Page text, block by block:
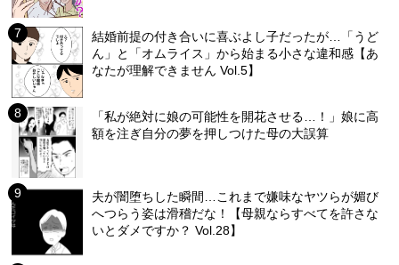
結婚前提の付き合いに喜ぶよし子だったが…「うど
ん」と「オムライス」から始まる小さな違和感【あ
なたが理解できません Vol.5】
「私が絶対に娘の可能性を開花させる…！」娘に高
額を注ぎ自分の夢を押しつけた母の大誤算
夫が闇堕ちした瞬間…これまで嫌味なヤツらが媚び
へつらう姿は滑稽だな！【母親ならすべてを許さな
いとダメですか？ Vol.28】